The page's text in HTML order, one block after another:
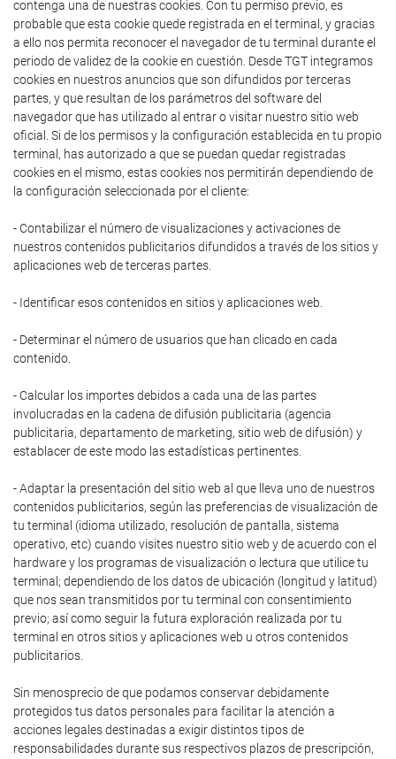
contenga una de nuestras cookies. Con tu permiso previo, es
probable que esta cookie quede registrada en el terminal, y gracias
a ello nos permita reconocer el navegador de tu terminal durante el
periodo de validez de la cookie en cuestión. Desde TGT integramos
cookies en nuestros anuncios que son difundidos por terceras
partes, y que resultan de los parámetros del software del
navegador que has utilizado al entrar o visitar nuestro sitio web
oficial. Si de los permisos y la configuración establecida en tu propio
terminal, has autorizado a que se puedan quedar registradas
cookies en el mismo, estas cookies nos permitirán dependiendo de
la configuración seleccionada por el cliente:
- Contabilizar el número de visualizaciones y activaciones de
nuestros contenidos publicitarios difundidos a través de los sitios y
aplicaciones web de terceras partes.
- Identificar esos contenidos en sitios y aplicaciones web.
- Determinar el número de usuarios que han clicado en cada
contenido.
- Calcular los importes debidos a cada una de las partes
involucradas en la cadena de difusión publicitaria (agencia
publicitaria, departamento de marketing, sitio web de difusión) y
establacer de este modo las estadísticas pertinentes.
- Adaptar la presentación del sitio web al que lleva uno de nuestros
contenidos publicitarios, según las preferencias de visualización de
tu terminal (idioma utilizado, resolución de pantalla, sistema
operativo, etc) cuando visites nuestro sitio web y de acuerdo con el
hardware y los programas de visualización o lectura que utilice tu
terminal; dependiendo de los datos de ubicación (longitud y latitud)
que nos sean transmitidos por tu terminal con consentimiento
previo; así como seguir la futura exploración realizada por tu
terminal en otros sitios y aplicaciones web u otros contenidos
publicitarios.
Sin menosprecio de que podamos conservar debidamente
protegidos tus datos personales para facilitar la atención a
acciones legales destinadas a exigir distintos tipos de
responsabilidades durante sus respectivos plazos de prescripción,